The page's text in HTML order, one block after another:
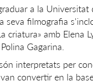
a la
seva filmografia
criatura» amb Elena
Gagarina.
interpretats per
convertir en la